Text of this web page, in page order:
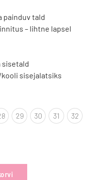
painduv tald
– lihtne lapsel
sisetald
sisejalatsiks
29 30 31
32